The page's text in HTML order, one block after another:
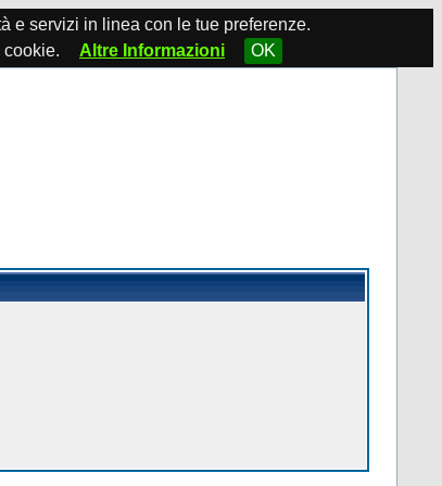
e servizi in linea con le tue preferenze.
Altre Informazioni OK